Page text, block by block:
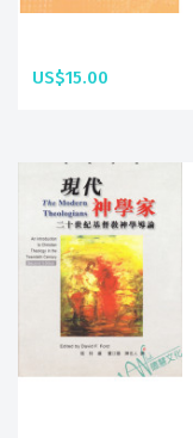
US$15.00